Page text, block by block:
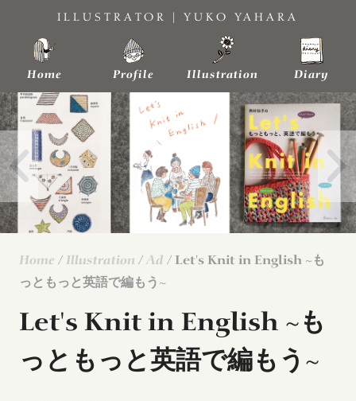
content
ILLUSTRATOR | YUKO YAHARA
Home Profile Illustration Diary
Home / Illustration / Ad / Let's Knit in English ~も
っともっと英語で編もう~
Let's Knit in English ~も
っともっと英語で編もう~